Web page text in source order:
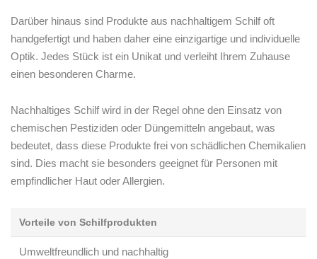
Darüber hinaus sind Produkte ⁣aus nachhaltigem Schilf oft
handgefertigt⁢ und haben daher ‍eine einzigartige und individuelle​
Optik.​ Jedes Stück⁢ ist ​ein Unikat und ⁢verleiht Ihrem Zuhause
einen besonderen ⁣Charme.⁢
Nachhaltiges Schilf ⁤wird in der⁤ Regel ohne den Einsatz von
chemischen Pestiziden oder‌ Düngemitteln angebaut, was
bedeutet, dass‍ diese Produkte ⁤frei von schädlichen Chemikalien
sind. Dies macht⁢ sie besonders‌ geeignet für Personen ⁤mit⁢
empfindlicher Haut oder Allergien.
Vorteile von Schilfprodukten
Umweltfreundlich und nachhaltig